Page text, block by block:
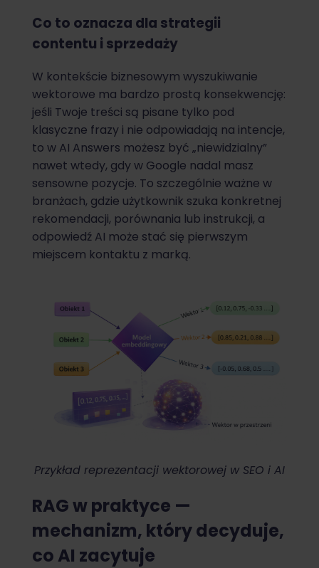
Co to oznacza dla strategii
contentu i sprzedaży
W kontekście biznesowym wyszukiwanie
wektorowe ma bardzo prostą konsekwencję:
jeśli Twoje treści są pisane tylko pod
klasyczne frazy i nie odpowiadają na intencje,
to w AI Answers możesz być „niewidzialny”
nawet wtedy, gdy w Google nadal masz
sensowne pozycje. To szczególnie ważne w
branżach, gdzie użytkownik szuka konkretnej
rekomendacji, porównania lub instrukcji, a
odpowiedź AI może stać się pierwszym
miejscem kontaktu z marką.
Przykład reprezentacji wektorowej w SEO i AI
RAG w praktyce —
mechanizm, który decyduje,
co AI zacytuje